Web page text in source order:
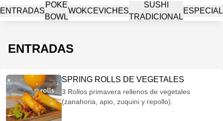
ENTRADAS
POKE
BOWL
WOKCEVICHES
SUSHI
TRADICIONAL
ENTRADAS
SPRING ROLLS DE VEGETALES
3 Rollos primavera rellenos de vegetales
(zanahoria, apio, zuquini y repollo).